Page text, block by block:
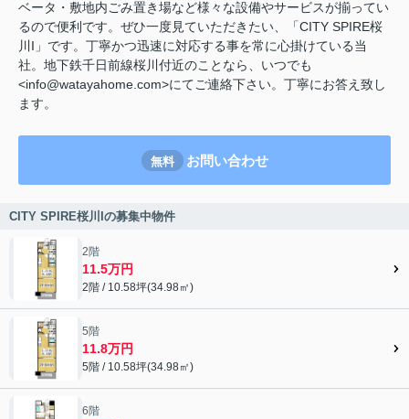
ベータ・敷地内ごみ置き場など様々な設備やサービスが揃ってい
るので便利です。ぜひ一度見ていただきたい、「CITY SPIRE桜
川I」です。丁寧かつ迅速に対応する事を常に心掛けている当
社。地下鉄千日前線桜川付近のことなら、いつでも
<info@watayahome.com>にてご連絡下さい。丁寧にお答え致し
ます。
無料 お問い合わせ
CITY SPIRE桜川Iの募集中物件
2階
11.5万円
2階 / 10.58坪(34.98㎡)
5階
11.8万円
5階 / 10.58坪(34.98㎡)
6階